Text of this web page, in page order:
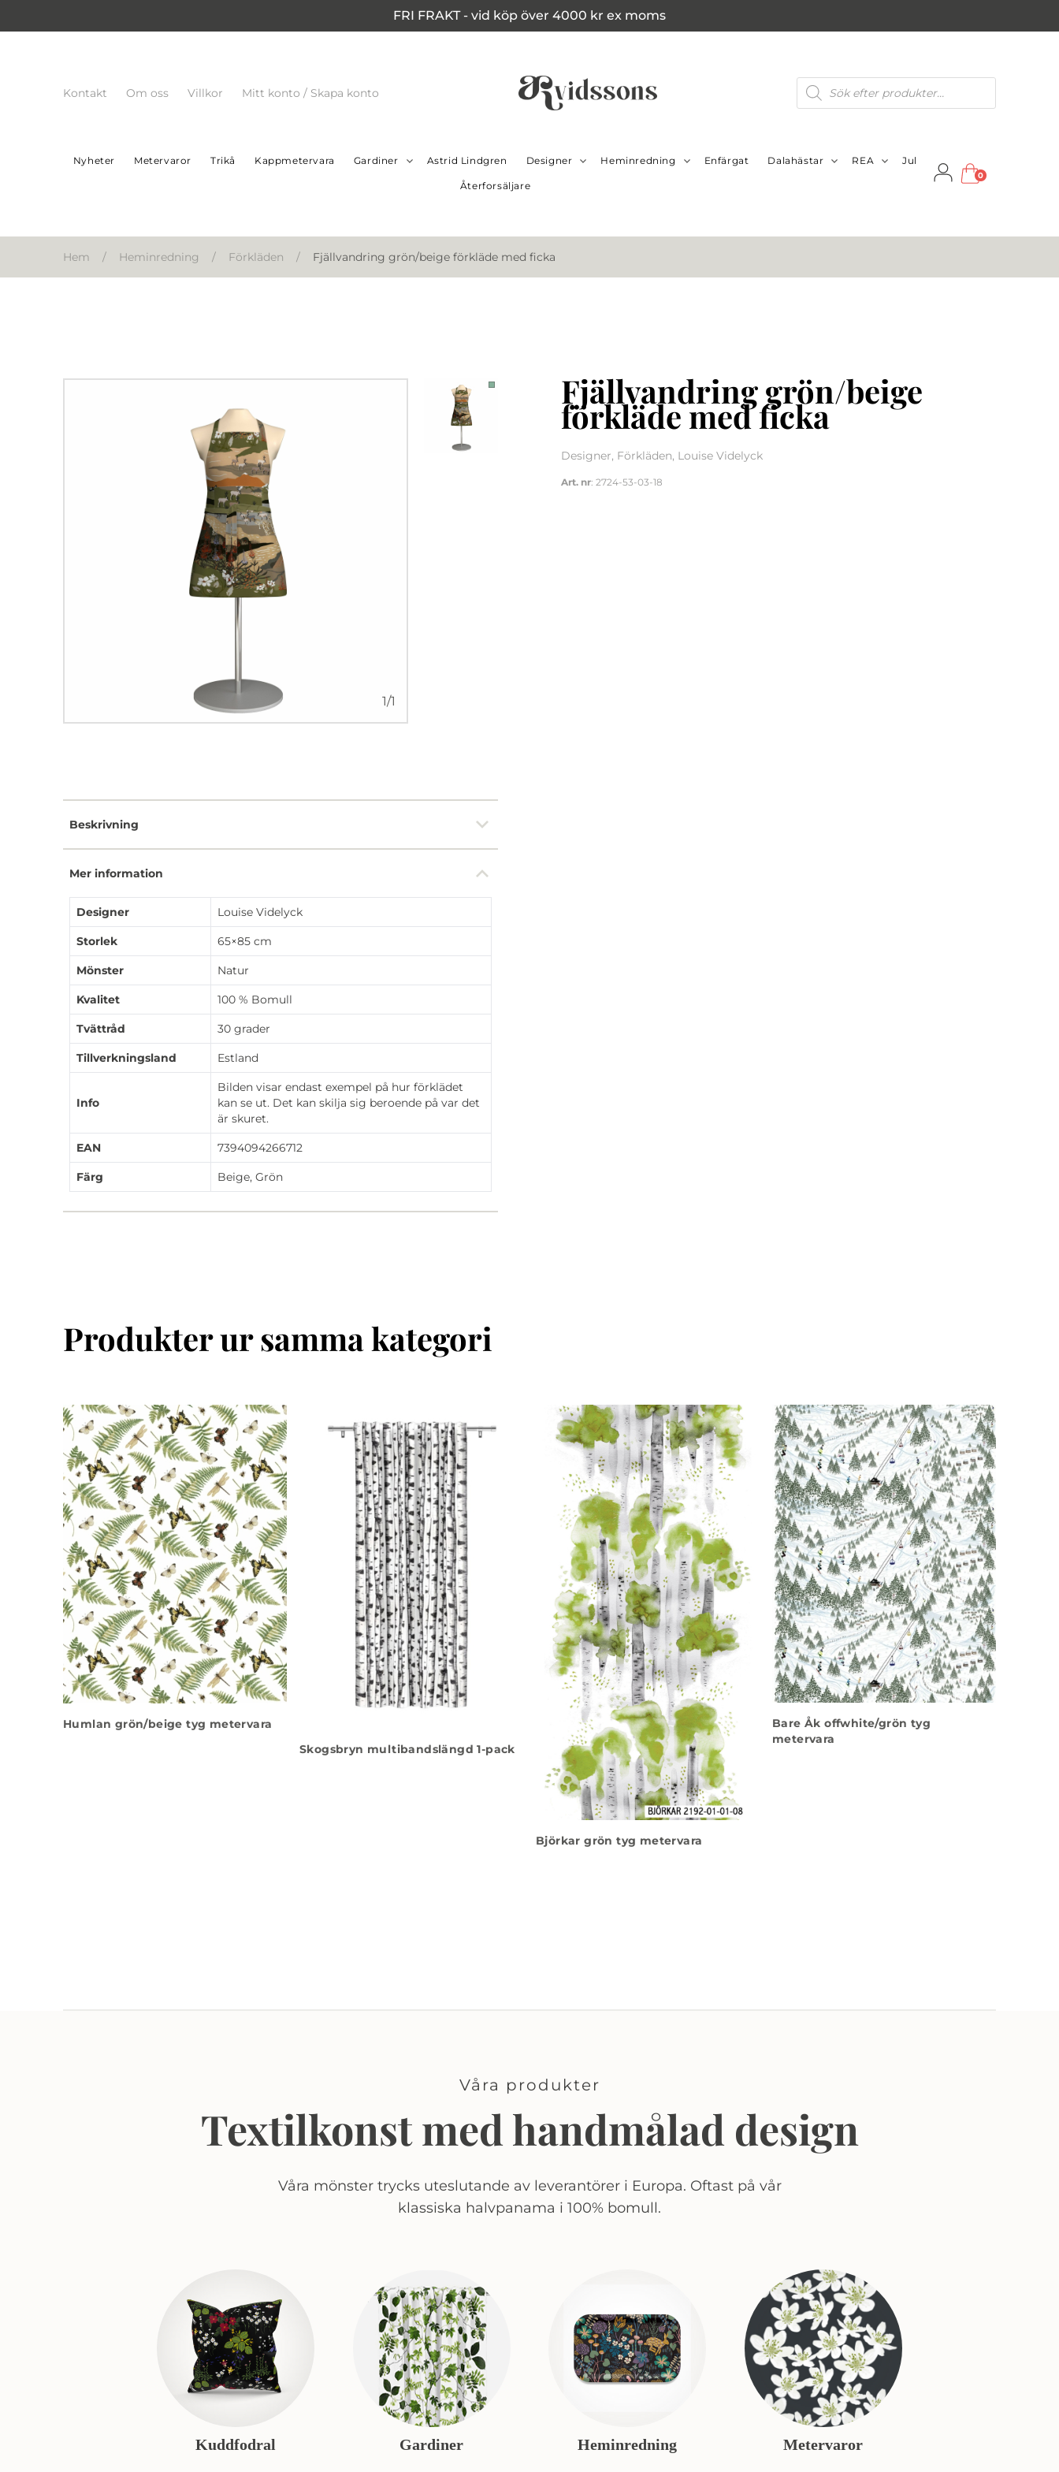
FRI FRAKT - vid köp över 4000 kr ex moms
Kontakt Om oss Villkor Mitt konto / Skapa konto
Produktsökning
Nyheter Metervaror Trikå Kappmetervara Gardiner Astrid Lindgren Designer Heminredning Enfärgat Dalahästar REA Jul
Återforsäljare
0
Hem / Heminredning / Förkläden / Fjällvandring grön/beige förkläde med ficka
1/1
Fjällvandring grön/beige
förkläde med ficka
Designer, Förkläden, Louise Videlyck
Art. nr: 2724-53-03-18
Beskrivning
Mer information
Designer Louise Videlyck
Storlek 65×85 cm
Mönster Natur
Kvalitet 100 % Bomull
Tvättråd 30 grader
Tillverkningsland Estland
Info
Bilden visar endast exempel på hur förklädet
kan se ut. Det kan skilja sig beroende på var det
är skuret.
EAN 7394094266712
Färg Beige, Grön
Produkter ur samma kategori
Humlan grön/beige tyg metervara
Skogsbryn multibandslängd 1-pack
Björkar grön tyg metervara
Bare Åk offwhite/grön tyg
metervara
Våra produkter
Textilkonst med handmålad design
Våra mönster trycks uteslutande av leverantörer i Europa. Oftast på vår
klassiska halvpanama i 100% bomull.
Kuddfodral Gardiner Heminredning Metervaror